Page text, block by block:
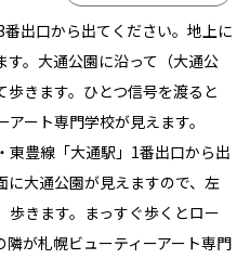
出口から出てください。地上に
す。大通公園に沿って（大通公
きます。ひとつ信号を渡ると
ート専門学校が見えます。
東豊線「大通駅」1番出口から出
に大通公園が見えますので、左
きます。まっすぐ歩くとロー
が札幌ビューティーアート専門